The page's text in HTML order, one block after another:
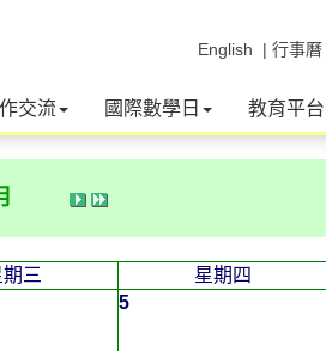
| 行事曆
English
交流 國際數學日 教育平台
期三 星期四
5